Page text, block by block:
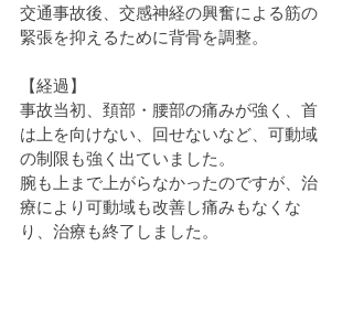
交通事故後、交感神経の興奮による筋の
緊張を抑えるために背骨を調整。
【経過】
事故当初、頚部・腰部の痛みが強く、首
は上を向けない、回せないなど、可動域
の制限も強く出ていました。
腕も上まで上がらなかったのですが、治
療により可動域も改善し痛みもなくな
り、治療も終了しました。